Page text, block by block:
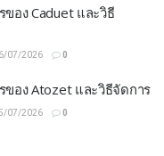
ของ Caduet และวิธี
07/2026 0
ของ Atozet และวิธีจัดการ
07/2026 0